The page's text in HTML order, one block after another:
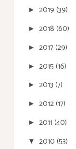
► 2019 (39)
► 2018 (60)
► 2017(29)
► 2015 (16)
► 2013 (7)
► 2012(17)
► 2011 (40)
▼ 2010 (53)